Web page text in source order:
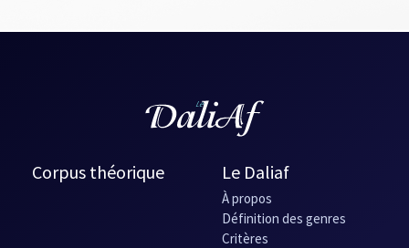
Corpus théorique Le Daliaf
À propos
Définition des genres
Critères